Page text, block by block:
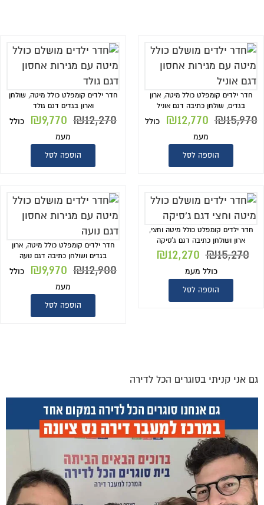
חדר ילדים קומפלט כולל מיטה, ארון
בגדים, שולחן כתיבה דגם אוניל
₪15,970
₪12,770
כולל
מעמ
הוספה לסל
חדר ילדים קומפלט כולל מיטה, שולחן
וארון בגדים דגם גולד
₪12,270
₪9,770
כולל
מעמ
הוספה לסל
חדר ילדים קומפלט כולל מיטה וחצי,
ארון ושולחן כתיבה דגם ג'סיקה
₪15,270
₪12,270
כולל מעמ
הוספה לסל
חדר ילדים קומפלט כולל מיטה, ארון
בגדים ושולחן כתיבה דגם נועה
₪12,900
₪9,970
כולל
מעמ
הוספה לסל
גם אני קניתי בסוגרים הכל לדירה